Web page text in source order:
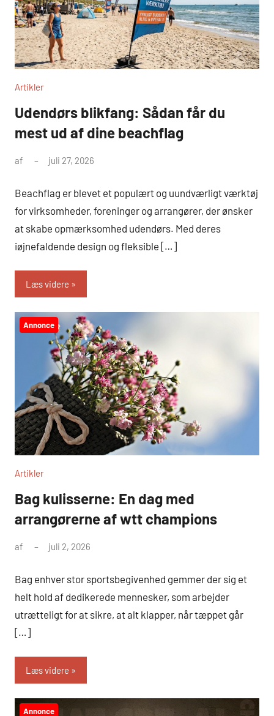
Artikler
Udendørs blikfang: Sådan får du
mest ud af dine beachflag
af juli 27, 2026
Beachflag er blevet et populært og uundværligt værktøj
for virksomheder, foreninger og arrangører, der ønsker
at skabe opmærksomhed udendørs. Med deres
iøjnefaldende design og fleksible […]
Læs videre
Annonce
Artikler
Bag kulisserne: En dag med
arrangørerne af wtt champions
af juli 2, 2026
Bag enhver stor sportsbegivenhed gemmer der sig et
helt hold af dedikerede mennesker, som arbejder
utrætteligt for at sikre, at alt klapper, når tæppet går
[…]
Læs videre
Annonce